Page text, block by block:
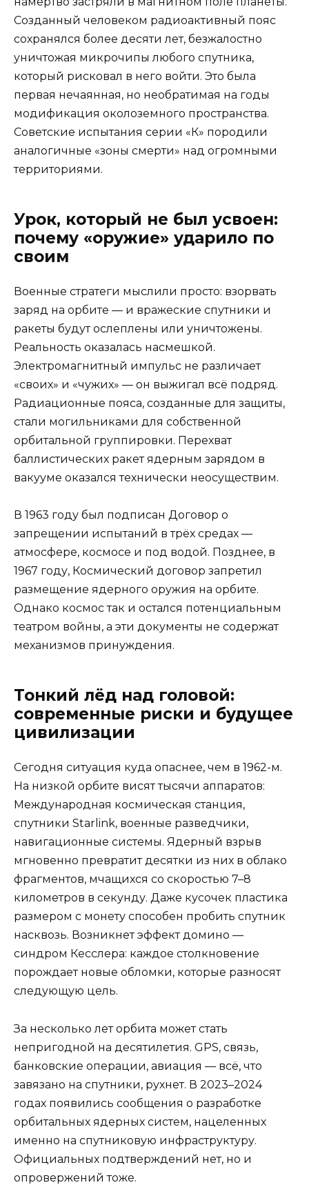
Созданный человеком радиоактивный пояс
сохранялся более десяти лет, безжалостно
уничтожая микрочипы любого спутника,
который рисковал в него войти. Это была
первая нечаянная, но необратимая на годы
модификация околоземного пространства.
Советские испытания серии «К» породили
аналогичные «зоны смерти» над огромными
территориями.
Урок, который не был усвоен:
почему «оружие» ударило по
своим
Военные стратеги мыслили просто: взорвать
заряд на орбите — и вражеские спутники и
ракеты будут ослеплены или уничтожены.
Реальность оказалась насмешкой.
Электромагнитный импульс не различает
«своих» и «чужих» — он выжигал всё подряд.
Радиационные пояса, созданные для защиты,
стали могильниками для собственной
орбитальной группировки. Перехват
баллистических ракет ядерным зарядом в
вакууме оказался технически неосуществим.
В 1963 году был подписан Договор о
запрещении испытаний в трёх средах —
атмосфере, космосе и под водой. Позднее, в
1967 году, Космический договор запретил
размещение ядерного оружия на орбите.
Однако космос так и остался потенциальным
театром войны, а эти документы не содержат
механизмов принуждения.
Тонкий лёд над головой:
современные риски и будущее
цивилизации
Сегодня ситуация куда опаснее, чем в 1962-м.
На низкой орбите висят тысячи аппаратов:
Международная космическая станция,
спутники Starlink, военные разведчики,
навигационные системы. Ядерный взрыв
мгновенно превратит десятки из них в облако
фрагментов, мчащихся со скоростью 7–8
километров в секунду. Даже кусочек пластика
размером с монету способен пробить спутник
насквозь. Возникнет эффект домино —
синдром Кесслера: каждое столкновение
порождает новые обломки, которые разносят
следующую цель.
За несколько лет орбита может стать
непригодной на десятилетия. GPS, связь,
банковские операции, авиация — всё, что
завязано на спутники, рухнет. В 2023–2024
годах появились сообщения о разработке
орбитальных ядерных систем, нацеленных
именно на спутниковую инфраструктуру.
Официальных подтверждений нет, но и
опровержений тоже.